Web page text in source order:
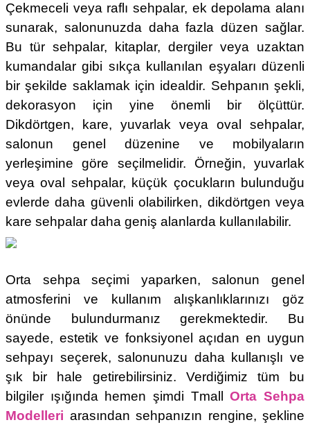
Çekmeceli veya raflı sehpalar, ek depolama alanı
sunarak, salonunuzda daha fazla düzen sağlar.
Bu tür sehpalar, kitaplar, dergiler veya uzaktan
kumandalar gibi sıkça kullanılan eşyaları düzenli
bir şekilde saklamak için idealdir. Sehpanın şekli,
dekorasyon için yine önemli bir ölçüttür.
Dikdörtgen, kare, yuvarlak veya oval sehpalar,
salonun genel düzenine ve mobilyaların
yerleşimine göre seçilmelidir. Örneğin, yuvarlak
veya oval sehpalar, küçük çocukların bulunduğu
evlerde daha güvenli olabilirken, dikdörtgen veya
kare sehpalar daha geniş alanlarda kullanılabilir.
Orta sehpa seçimi yaparken, salonun genel
atmosferini ve kullanım alışkanlıklarınızı göz
önünde bulundurmanız gerekmektedir. Bu
sayede, estetik ve fonksiyonel açıdan en uygun
sehpayı seçerek, salonunuzu daha kullanışlı ve
şık bir hale getirebilirsiniz. Verdiğimiz tüm bu
bilgiler ışığında hemen şimdi TmallOrta Sehpa
Modelleri arasından sehpanızın rengine, şekline